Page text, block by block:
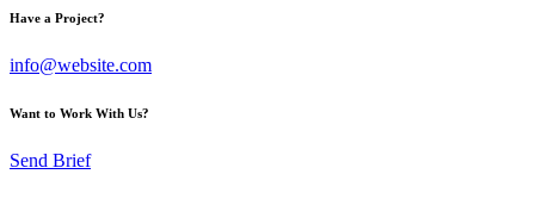
Have a Project?
info@website.com
Want to Work With Us?
Send Brief